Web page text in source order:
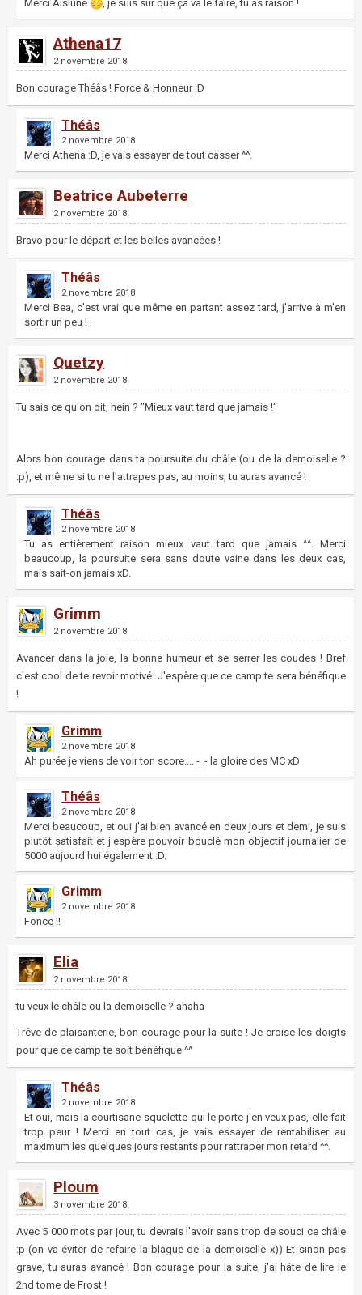
Merci Aislune , je suis sur que ça va le faire, tu as raison !
Athena17
2 novembre 2018
Bon courage Théâs ! Force & Honneur :D
Théâs
2 novembre 2018
Merci Athena :D, je vais essayer de tout casser ^^.
Beatrice Aubeterre
2 novembre 2018
Bravo pour le départ et les belles avancées !
Théâs
2 novembre 2018
Merci Bea, c'est vrai que même en partant assez tard, j'arrive à m'en
sortir un peu !
Quetzy
2 novembre 2018
Tu sais ce qu'on dit, hein ? "Mieux vaut tard que jamais !"
Alors bon courage dans ta poursuite du châle (ou de la demoiselle ?
:p), et même si tu ne l'attrapes pas, au moins, tu auras avancé !
Théâs
2 novembre 2018
Tu as entièrement raison mieux vaut tard que jamais ^^. Merci
beaucoup, la poursuite sera sans doute vaine dans les deux cas,
mais sait-on jamais xD.
Grimm
2 novembre 2018
Avancer dans la joie, la bonne humeur et se serrer les coudes ! Bref
c'est cool de te revoir motivé. J'espère que ce camp te sera bénéfique
!
Grimm
2 novembre 2018
Ah purée je viens de voir ton score.... -_- la gloire des MC xD
Théâs
2 novembre 2018
Merci beaucoup, et oui j'ai bien avancé en deux jours et demi, je suis
plutôt satisfait et j'espère pouvoir bouclé mon objectif journalier de
5000 aujourd'hui également :D.
Grimm
2 novembre 2018
Fonce !!
Elia
2 novembre 2018
tu veux le châle ou la demoiselle ? ahaha
Trêve de plaisanterie, bon courage pour la suite ! Je croise les doigts
pour que ce camp te soit bénéfique ^^
Théâs
2 novembre 2018
Et oui, mais la courtisane-squelette qui le porte j'en veux pas, elle fait
trop peur ! Merci en tout cas, je vais essayer de rentabiliser au
maximum les quelques jours restants pour rattraper mon retard ^^.
Ploum
3 novembre 2018
Avec 5 000 mots par jour, tu devrais l'avoir sans trop de souci ce châle
:p (on va éviter de refaire la blague de la demoiselle x)) Et sinon pas
grave, tu auras avancé ! Bon courage pour la suite, j'ai hâte de lire le
2nd tome de Frost !